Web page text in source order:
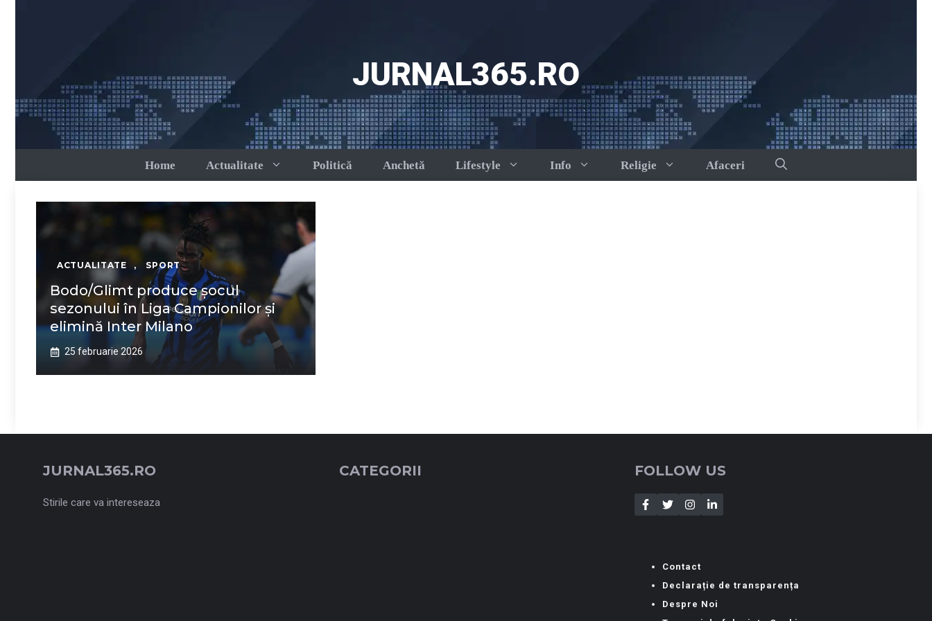
JURNAL365.RO
Home Actualitate Politică Anchetă Lifestyle Info Religie Afaceri
ACTUALITATE , SPORT
Bodo/Glimt produce șocul
sezonului în Liga Campionilor și
elimină Inter Milano
25 februarie 2026
JURNAL365.RO
Stirile care va intereseaza
CATEGORII FOLLOW US
Contact
Declarație de transparența
Despre Noi